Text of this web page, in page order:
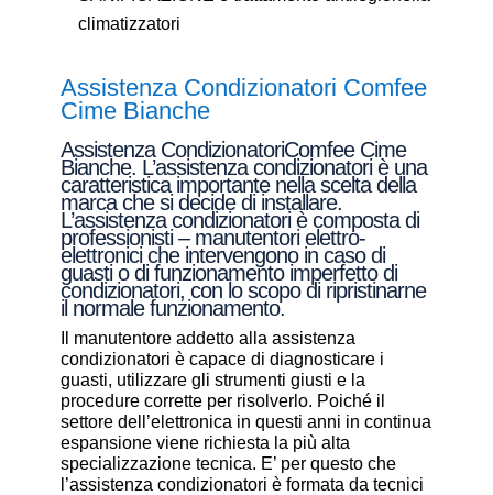
climatizzatori
Assistenza Condizionatori Comfee
Cime Bianche
Assistenza CondizionatoriComfee Cime
Bianche. L’assistenza condizionatori è una
caratteristica importante nella scelta della
marca che si decide di installare.
L’assistenza condizionatori è composta di
professionisti – manutentori elettro-
elettronici che intervengono in caso di
guasti o di funzionamento imperfetto di
condizionatori, con lo scopo di ripristinarne
il normale funzionamento.
Il manutentore addetto alla assistenza
condizionatori è capace di diagnosticare i
guasti, utilizzare gli strumenti giusti e la
procedure corrette per risolverlo. Poiché il
settore dell’elettronica in questi anni in continua
espansione viene richiesta la più alta
specializzazione tecnica. E’ per questo che
l’assistenza condizionatori è formata da tecnici